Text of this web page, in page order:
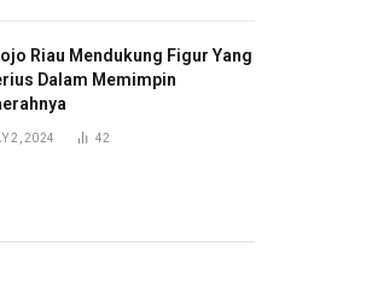
Riau Mendukung Figur Yang
Dalam Memimpin
2, 2024 42